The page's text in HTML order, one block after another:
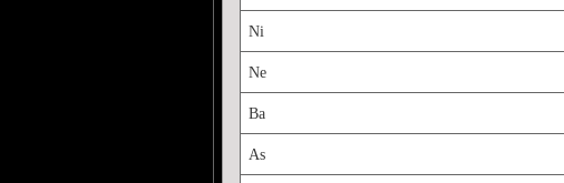
Ni
Ne
Ba
As